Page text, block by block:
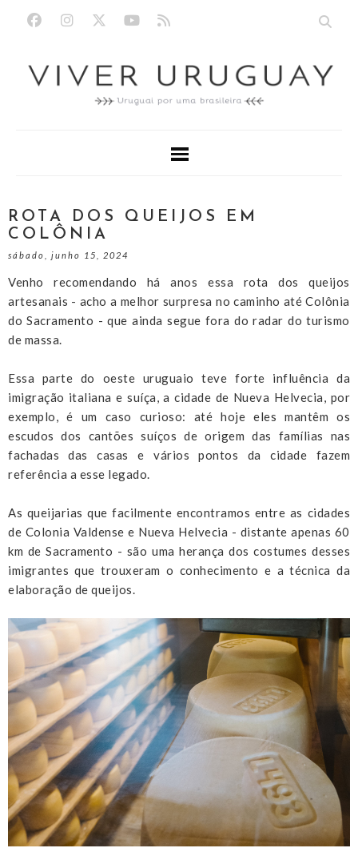
ROTA DOS QUEIJOS EM
COLÔNIA
sábado, junho 15, 2024
Venho recomendando há anos essa rota dos queijos
artesanais - acho a melhor surpresa no caminho até Colônia
do Sacramento - que ainda segue fora do radar do turismo
de massa.
Essa parte do oeste uruguaio teve forte influência da
imigração italiana e suíça, a cidade de Nueva Helvecia, por
exemplo, é um caso curioso: até hoje eles mantêm os
escudos dos cantões suíços de origem das famílias nas
fachadas das casas e vários pontos da cidade fazem
referência a esse legado.
As queijarias que facilmente encontramos entre as cidades
de Colonia Valdense e Nueva Helvecia - distante apenas 60
km de Sacramento - são uma herança dos costumes desses
imigrantes que trouxeram o conhecimento e a técnica da
elaboração de queijos.